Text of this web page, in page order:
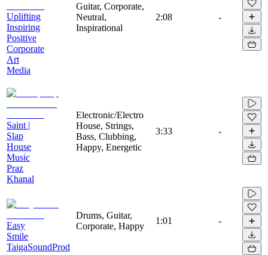
Uplifting
Inspiring
Positive
Corporate
Art
Media
Guitar, Corporate,
Neutral,
Inspirational
2:08 -
Saint |
Slap
House
Music
Praz
Khanal
Electronic/Electro
House, Strings,
Bass, Clubbing,
Happy, Energetic
3:33 -
Easy
Smile
TaigaSoundProd
Drums, Guitar,
Corporate, Happy
1:01 -